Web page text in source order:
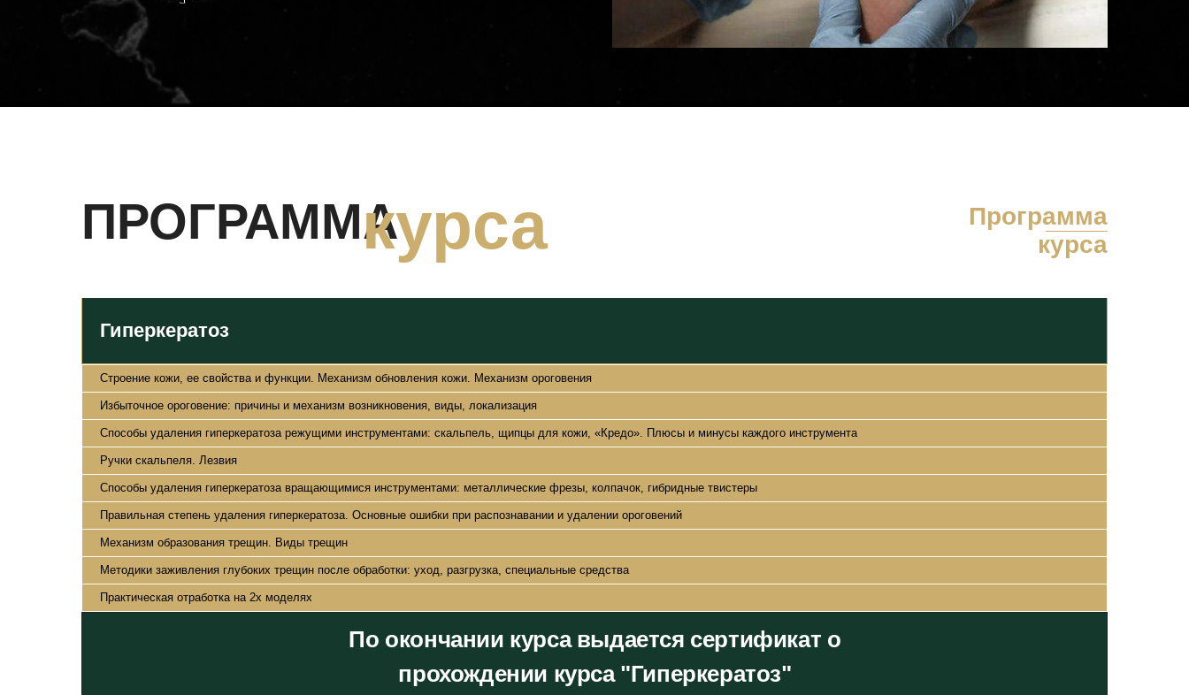
ПРОГРАММАкурса
ПРОГРАММА
Программа
курса
Гиперкератоз
Строение кожи, ее свойства и функции. Механизм обновления кожи. Механизм ороговения
Избыточное ороговение: причины и механизм возникновения, виды, локализация
Способы удаления гиперкератоза режущими инструментами: скальпель, щипцы для кожи, «Кредо». Плюсы и минусы каждого инструмента
Ручки скальпеля. Лезвия
Способы удаления гиперкератоза вращающимися инструментами: металлические фрезы, колпачок, гибридные твистеры
Правильная степень удаления гиперкератоза. Основные ошибки при распознавании и удалении ороговений
Механизм образования трещин. Виды трещин
Методики заживления глубоких трещин после обработки: уход, разгрузка, специальные средства
Практическая отработка на 2х моделях
По окончании курса выдается сертификат о
прохождении курса "Гиперкератоз"